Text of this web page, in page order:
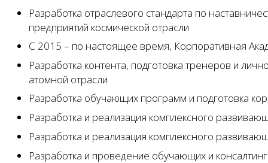
Разработка отраслевого стандарта по
предприятий космической отрасли
С 2015 – по настоящее время, Корпоративная
Разработка контента, подготовка тренеров и
атомной отрасли
Разработка обучающих программ и подготовка
Разработка и реализация комплексного
Разработка и реализация комплексного
Разработка и проведение обучающих и